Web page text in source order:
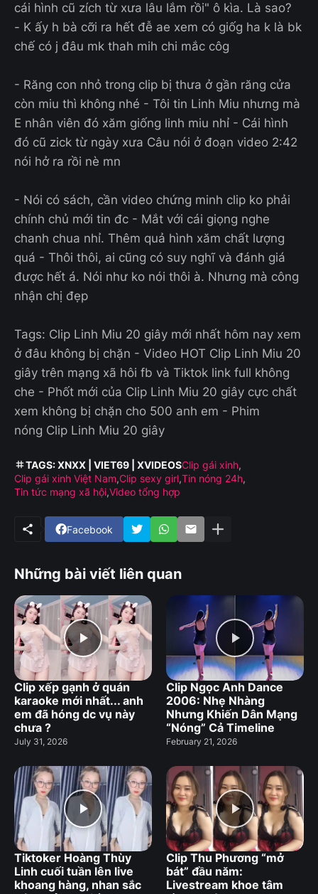
cái hình cũ zích từ xưa lâu lắm rồi" ô kìa. Là sao?
- K ấy h bà cỡi ra hết đễ ae xem có giốg ha k là bk
chế có j đâu mk thah mih chi mắc côg
- Răng con nhỏ trong clip bị thưa ở gần răng cửa
còn miu thì không nhé - Tôi tin Linh Miu nhưng mà
E nhân viên đó xăm giống linh miu nhỉ - Cái hình
đó cũ zick từ ngày xưa Câu nói ở đoạn video 2:42
nói hở ra rồi nè mn
- Nói có sách, cần video chứng minh clip ko phải
chính chủ mới tin đc - Mắt với cái giọng nghe
chanh chua nhỉ. Thêm quả hình xăm chất lượng
quá - Thôi thôi, ai cũng có suy nghĩ và đánh giá
được hết á. Nói như ko nói thôi à. Nhưng mà công
nhận chị đẹp
Tags: Clip Linh Miu 20 giây mới nhất hôm nay xem
ở đâu không bị chặn - Video HOT Clip Linh Miu 20
giây trên mạng xã hôi fb và Tiktok link full không
che - Phốt mới của Clip Linh Miu 20 giây cực chất
xem không bị chặn cho 500 anh em - Phim
nóng Clip Linh Miu 20 giây
TAGS: XNXX | VIET69 | XVIDEOSClip gái xinh
Clip gái xinh Việt Nam Clip sexy girl Tin nóng 24h
Tin tức mạng xã hội Video tổng hợp
Facebook
Những bài viết liên quan
Clip xếp gạnh ở quán
karaoke mới nhất... anh
em đã hóng dc vụ này
chưa ?
July 31, 2026
Clip Ngọc Anh Dance
2006: Nhẹ Nhàng
Nhưng Khiến Dân Mạng
“Nóng” Cả Timeline
February 21, 2026
Tiktoker Hoàng Thùy
Linh cuối tuần lên live
khoang hàng, nhan sắc
Clip Thu Phương “mở
bát” đầu năm:
Livestream khoe tâm